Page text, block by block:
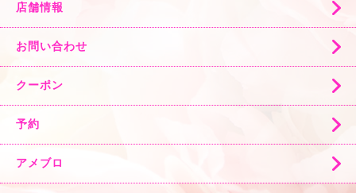
店舗情報
お問い合わせ
クーポン
予約
アメブロ